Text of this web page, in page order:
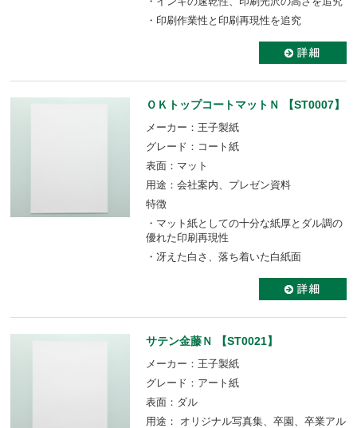
・印刷作業性と印刷再現性を追究
ＯＫトップコートマットＮ 【ST0007】
メーカー：王子製紙
グレード：コート紙
表面：マット
用途：会社案内、プレゼン資料
特徴
・マット紙としての十分な紙厚とダル調の
優れた印刷再現性
・冴えた白さ、落ち着いた白紙面
サテン金藤Ｎ 【ST0021】
メーカー：王子製紙
グレード：アート紙
表面：ダル
用途： オリジナル写真集、卒園、卒業アル